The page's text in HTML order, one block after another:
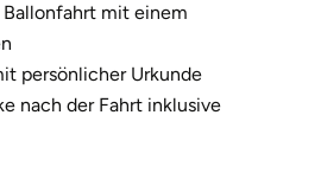
mit einem
persönlicher Urkunde
nach der Fahrt inklusive